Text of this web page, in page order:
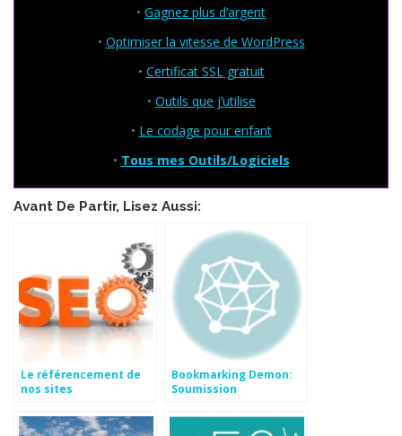
• Gagnez plus d’argent
• Optimiser la vitesse de WordPress
• Certificat SSL gratuit
• Outils que j’utilise
• Le codage pour enfant
• Tous mes Outils/Logiciels
Avant De Partir, Lisez Aussi:
Le référencement de
nos sites
Bookmarking Demon:
Soumission
Digg Like